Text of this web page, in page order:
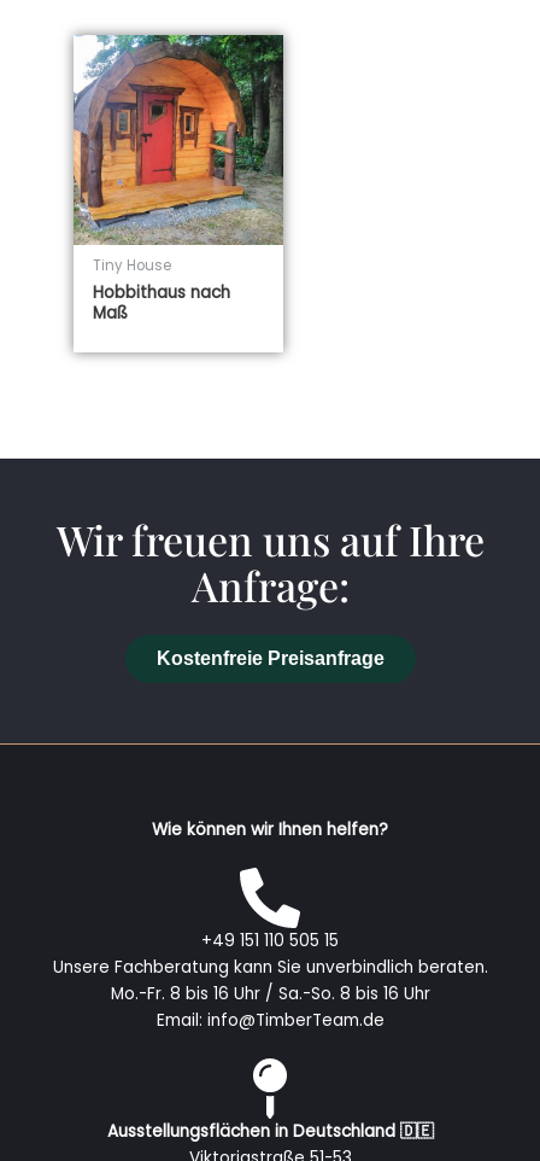
Tiny House
Hobbithaus nach
Maß
Wir freuen uns auf Ihre
Anfrage:
Kostenfreie Preisanfrage
Wie können wir Ihnen helfen?
+49 151 110 505 15
Unsere Fachberatung kann Sie unverbindlich beraten.
Mo.-Fr. 8 bis 16 Uhr / Sa.-So. 8 bis 16 Uhr
Email: info@TimberTeam.de
Ausstellungsflächen in Deutschland 🇩🇪